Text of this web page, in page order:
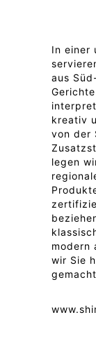
In einer
aus
kreativ
von der
legen
modern
wir Sie